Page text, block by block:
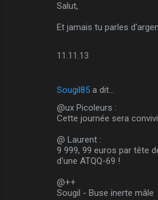
Salut,
Et jamais tu parles
11.11.13
Sougil85 a dit…
@ux Picoleurs :
Cette journée sera
@ Laurent :
9 999, 99 euros par tête
d'une ATQQ-69 !
@++
Sougil - Buse inerte mâle